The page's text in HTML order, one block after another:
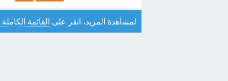
لمشاهدة المزيد، انقر على القائمة